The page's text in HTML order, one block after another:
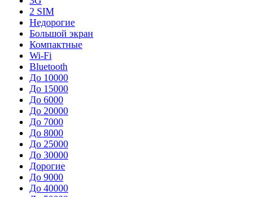
2 SIM
Недорогие
Большой экран
Компактные
Wi-Fi
Bluetooth
До 10000
До 15000
До 6000
До 20000
До 7000
До 8000
До 25000
До 30000
Дорогие
До 9000
До 40000